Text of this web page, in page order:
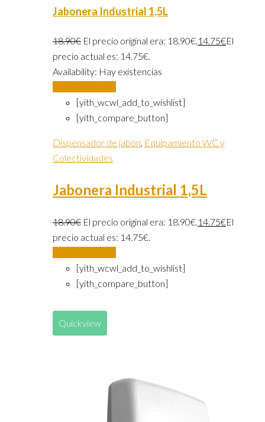
Jabonera Industrial 1,5L
18.90€ El precio original era: 18.90€. 14.75€El
precio actual es: 14.75€.
Availability: Hay existencias
[yith_wcwl_add_to_wishlist]
[yith_compare_button]
Dispensador de jabón Equipamiento WC y
Colectividades
Jabonera Industrial 1,5L
18.90€ El precio original era: 18.90€. 14.75€El
precio actual es: 14.75€.
[yith_wcwl_add_to_wishlist]
[yith_compare_button]
Quickview